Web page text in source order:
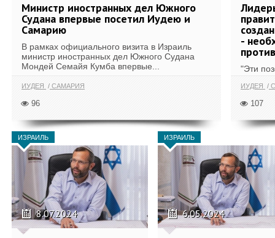
Министр иностранных дел Южного
Судана впервые посетил Иудею и
Самарию
В рамках официального визита в Израиль
министр иностранных дел Южного Судана
Мондей Семайя Кумба впервые...
ИУДЕЯ САМАРИЯ
96
-
"Эти
ИУДЕЯ
107
ИЗРАИЛЬ
8.07.2024
ИЗРАИЛЬ
6.05.2024